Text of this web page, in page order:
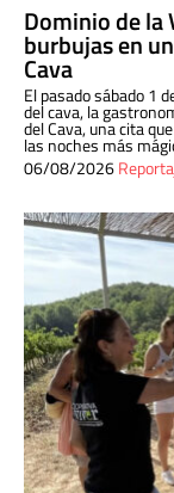
Dominio de la
burbujas en
Cava
El pasado sábado 1
del cava, la
del Cava, una cita
las noches más
06/08/2026